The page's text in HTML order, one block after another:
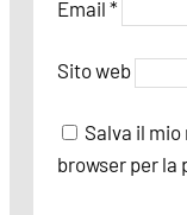
Email *
Sito web
Salva il
browser per la